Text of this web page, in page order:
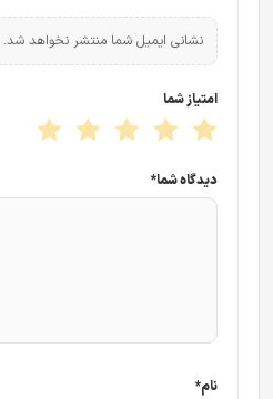
نشانی ایمیل شما منتشر نخواهد شد.
امتیاز شما
دیدگاه شما*
نام*